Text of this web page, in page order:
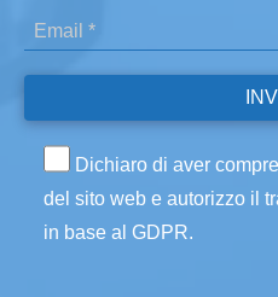
Dichiaro di aver
del sito web e autorizzo il
in base al GDPR.